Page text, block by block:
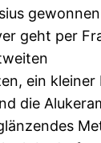
geht per
ein kleiner
die